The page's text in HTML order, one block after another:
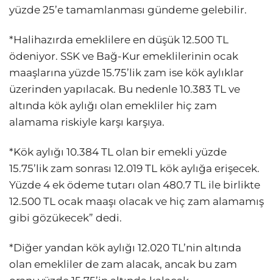
yüzde 25’e tamamlanması gündeme gelebilir.
*Halihazırda emeklilere en düşük 12.500 TL
ödeniyor. SSK ve Bağ-Kur emeklilerinin ocak
maaşlarına yüzde 15.75’lik zam ise kök aylıklar
üzerinden yapılacak. Bu nedenle 10.383 TL ve
altında kök aylığı olan emekliler hiç zam
alamama riskiyle karşı karşıya.
*Kök aylığı 10.384 TL olan bir emekli yüzde
15.75’lik zam sonrası 12.019 TL kök aylığa erişecek.
Yüzde 4 ek ödeme tutarı olan 480.7 TL ile birlikte
12.500 TL ocak maaşı olacak ve hiç zam alamamış
gibi gözükecek” dedi.
*Diğer yandan kök aylığı 12.020 TL’nin altında
olan emekliler de zam alacak, ancak bu zam